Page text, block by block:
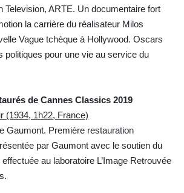
Television, ARTE. Un documentaire fort
la carrière du réalisateur Milos
Vague tchèque à Hollywood. Oscars
politiques pour une vie au service du
de Cannes Classics 2019
(1934, 1h22, France)
Gaumont. Première restauration
par Gaumont avec le soutien du
au laboratoire L’Image Retrouvée